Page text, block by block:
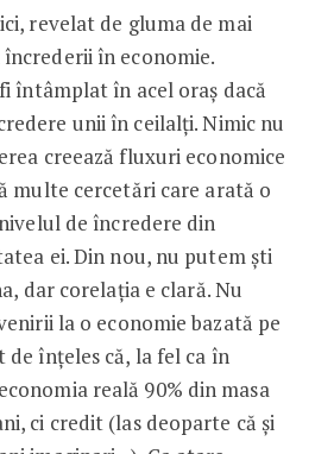
revelat de gluma de mai
în economie.
întâmplat în acel oraș dacă
unii în ceilalți. Nimic nu
creează fluxuri economice
multe cercetări care arată o
de încredere din
ei. Din nou, nu putem ști
dar corelația e clară. Nu
la o economie bazată pe
înțeles că, la fel ca în
reală 90% din masa
ci credit (las deoparte că și